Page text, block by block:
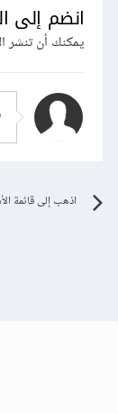
انضم إلى
يمكنك أن تنشر
اذهب إلى قائمة